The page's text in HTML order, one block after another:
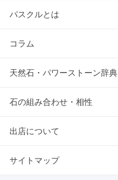
パスクルとは
コラム
天然石・パワーストーン辞典
石の組み合わせ・相性
出店について
サイトマップ